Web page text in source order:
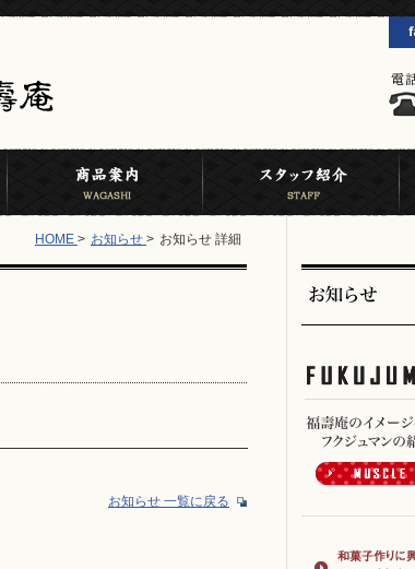
HOME > お知らせ > お知らせ 詳細
お知らせ 一覧に戻る